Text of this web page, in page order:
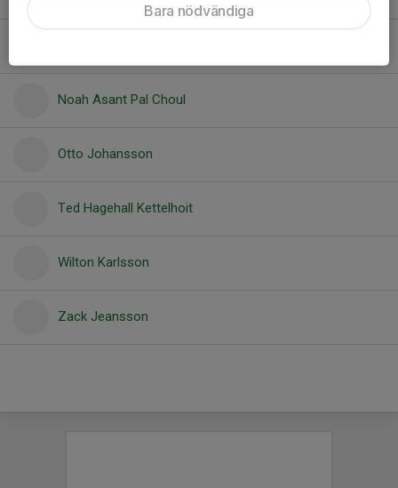
Noah Asant Pal Choul
Otto Johansson
Ted Hagehall Kettelhoit
Wilton Karlsson
Zack Jeansson
Bara nödvändiga